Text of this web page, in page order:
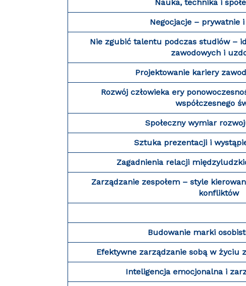
Nauka, technika i
Negocjacje – prywatnie
Nie zgubić talentu podczas studiów –
zawodowych i
Projektowanie kariery
Rozwój człowieka ery
współczesnego
Społeczny wymiar
Sztuka prezentacji i
Zagadnienia relacji
Zarządzanie zespołem – style
konfliktów
Budowanie marki
Efektywne zarządzanie sobą w życiu
Inteligencja emocjonalna i